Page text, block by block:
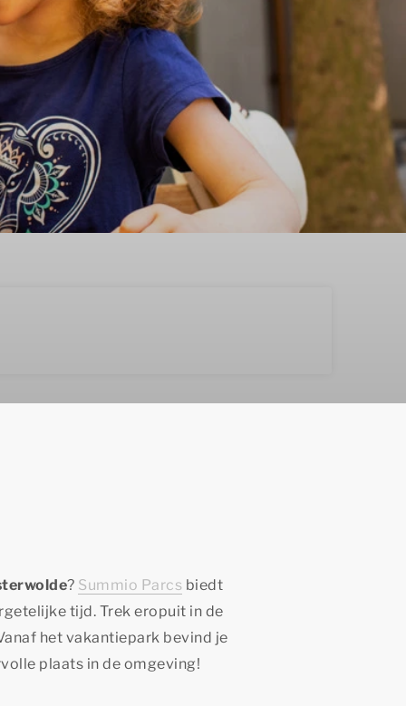
? Summio Parcs biedt
tijd. Trek eropuit in de
het vakantiepark bevind je
plaats in de omgeving!